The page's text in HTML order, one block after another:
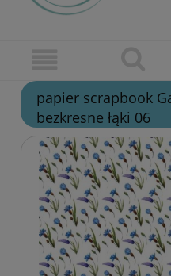
papier scrapbook
bezkresne łąki 06